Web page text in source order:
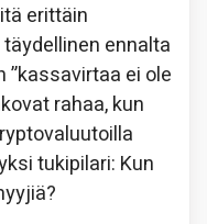
erittäin
ennalta
ei ole
rahaa, kun
tukipilari: Kun